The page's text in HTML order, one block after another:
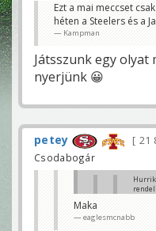
Ezt a mai meccset
héten a Steelers és a
Kampman
Játsszunk egy olyat
nyerjünk 😀
petey 21
Csodabogár
Maka
eaglesmcnabb